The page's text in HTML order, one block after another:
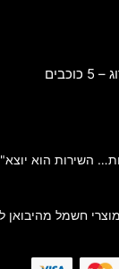
השירות הוא יוצא"